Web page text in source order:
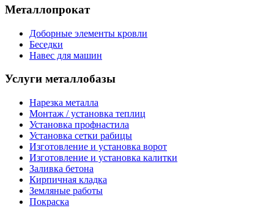
Металлопрокат
Доборные элементы кровли
Беседки
Навес для машин
Услуги металлобазы
Нарезка металла
Монтаж / установка теплиц
Установка профнастила
Установка сетки рабицы
Изготовление и установка ворот
Изготовление и установка калитки
Заливка бетона
Кирпичная кладка
Земляные работы
Покраска